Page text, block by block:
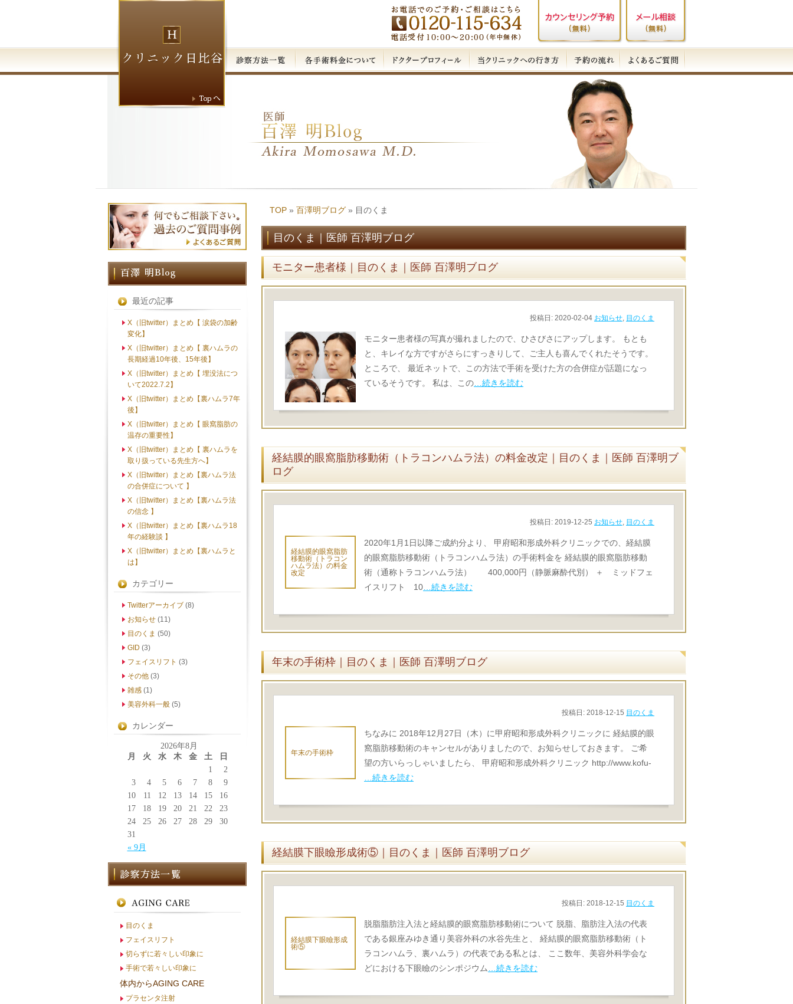
TOP » 百澤明ブログ » 目のくま
目のくま｜医師 百澤明ブログ
モニター患者様｜目のくま｜医師 百澤明ブログ
投稿日: 2020-02-04 お知らせ, 目のくま
モニター患者様の写真が撮れましたので、ひさびさにアップします。 もとも
と、キレイな方ですがさらにすっきりして、ご主人も喜んでくれたそうです。
ところで、 最近ネットで、この方法で手術を受けた方の合併症が話題になっ
ているそうです。 私は、この …続きを読む
経結膜的眼窩脂肪移動術（トラコンハムラ法）の料金改定｜目のくま｜医師 百澤明ブ
ログ
投稿日: 2019-12-25 お知らせ, 目のくま
経結膜的眼窩脂肪
移動術（トラコン
ハムラ法）の料金
改定
2020年1月1日以降ご成約分より、 甲府昭和形成外科クリニックでの、経結膜
的眼窩脂肪移動術（トラコンハムラ法）の手術料金を 経結膜的眼窩脂肪移動
術（通称トラコンハムラ法） 400,000円（静脈麻酔代別） ＋ ミッドフェ
イスリフト 10 …続きを読む
年末の手術枠｜目のくま｜医師 百澤明ブログ
投稿日: 2018-12-15 目のくま
年末の手術枠
ちなみに 2018年12月27日（木）に甲府昭和形成外科クリニックに 経結膜的眼
窩脂肪移動術のキャンセルがありましたので、お知らせしておきます。 ご希
望の方いらっしゃいましたら、 甲府昭和形成外科クリニック http://www.kofu-
…続きを読む
経結膜下眼瞼形成術⑤｜目のくま｜医師 百澤明ブログ
投稿日: 2018-12-15 目のくま
経結膜下眼瞼形成
術⑤
脱脂脂肪注入法と経結膜的眼窩脂肪移動術について 脱脂、脂肪注入法の代表
である銀座みゆき通り美容外科の水谷先生と、 経結膜的眼窩脂肪移動術（ト
ラコンハムラ、裏ハムラ）の代表である私とは、 ここ数年、美容外科学会な
どにおける下眼瞼のシンポジウム
…続きを読む
最近の記事
X（旧twitter）まとめ【 涙袋の加齢
変化】
X（旧twitter）まとめ【 裏ハムラの
長期経過10年後、15年後】
X（旧twitter）まとめ【 埋没法につ
いて2022.7.2】
X（旧twitter）まとめ【裏ハムラ7年
後】
X（旧twitter）まとめ【 眼窩脂肪の
温存の重要性】
X（旧twitter）まとめ【 裏ハムラを
取り扱っている先生方へ】
X（旧twitter）まとめ【裏ハムラ法
の合併症について 】
X（旧twitter）まとめ【裏ハムラ法
の信念 】
X（旧twitter）まとめ【裏ハムラ18
年の経験談 】
X（旧twitter）まとめ【裏ハムラと
は】
カテゴリー
Twitterアーカイブ (8)
お知らせ (11)
目のくま (50)
GID (3)
フェイスリフト (3)
その他 (3)
雑感 (1)
美容外科一般 (5)
カレンダー
2026年8月
月
火 水 木 金 土 日
« 9月
1
2
3
4 5 6 7 8
9
10
11 12 13 14 15
16
17
18 19 20 21 22
23
24
25 26 27 28 29
30
31
目のくま
フェイスリフト
切らずに若々しい印象に
手術で若々しい印象に
体内からAGING CARE
プラセンタ注射